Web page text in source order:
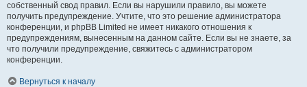
собственный свод правил. Если вы нарушили правило, вы можете
получить предупреждение. Учтите, что это решение администратора
конференции, и phpBB Limited не имеет никакого отношения к
предупреждениям, вынесенным на данном сайте. Если вы не знаете, за
что получили предупреждение, свяжитесь с администратором
конференции.
Вернуться к началу